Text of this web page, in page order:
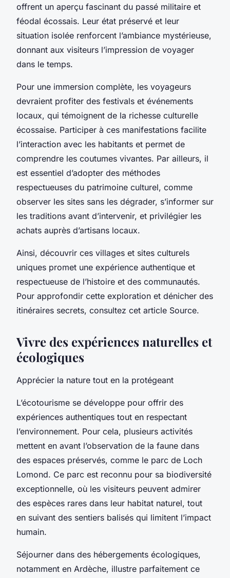
offrent un aperçu fascinant du passé militaire et
féodal écossais. Leur état préservé et leur
situation isolée renforcent l’ambiance mystérieuse,
donnant aux visiteurs l’impression de voyager
dans le temps.
Pour une immersion complète, les voyageurs
devraient profiter des festivals et événements
locaux, qui témoignent de la richesse culturelle
écossaise. Participer à ces manifestations facilite
l’interaction avec les habitants et permet de
comprendre les coutumes vivantes. Par ailleurs, il
est essentiel d’adopter des méthodes
respectueuses du patrimoine culturel, comme
observer les sites sans les dégrader, s’informer sur
les traditions avant d’intervenir, et privilégier les
achats auprès d’artisans locaux.
Ainsi, découvrir ces villages et sites culturels
uniques promet une expérience authentique et
respectueuse de l’histoire et des communautés.
Pour approfondir cette exploration et dénicher des
itinéraires secrets, consultez cet article Source.
Vivre des expériences naturelles et
écologiques
Apprécier la nature tout en la protégeant
L’écotourisme se développe pour offrir des
expériences authentiques tout en respectant
l’environnement. Pour cela, plusieurs activités
mettent en avant l’observation de la faune dans
des espaces préservés, comme le parc de Loch
Lomond. Ce parc est reconnu pour sa biodiversité
exceptionnelle, où les visiteurs peuvent admirer
des espèces rares dans leur habitat naturel, tout
en suivant des sentiers balisés qui limitent l’impact
humain.
Séjourner dans des hébergements écologiques,
notamment en Ardèche, illustre parfaitement ce